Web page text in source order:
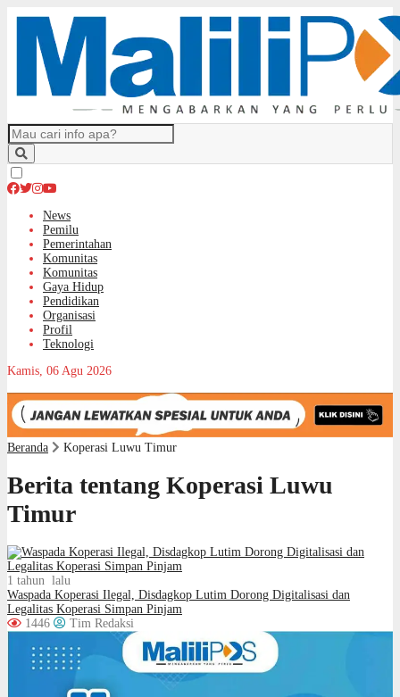
News
Pemilu
Pemerintahan
Komunitas
Komunitas
Gaya Hidup
Pendidikan
Organisasi
Profil
Teknologi
Kamis, 06 Agu 2026
Beranda Koperasi Luwu Timur
Berita tentang Koperasi Luwu
Timur
1 tahun lalu
Waspada Koperasi Ilegal, Disdagkop Lutim Dorong Digitalisasi dan
Legalitas Koperasi Simpan Pinjam
1446
Tim Redaksi